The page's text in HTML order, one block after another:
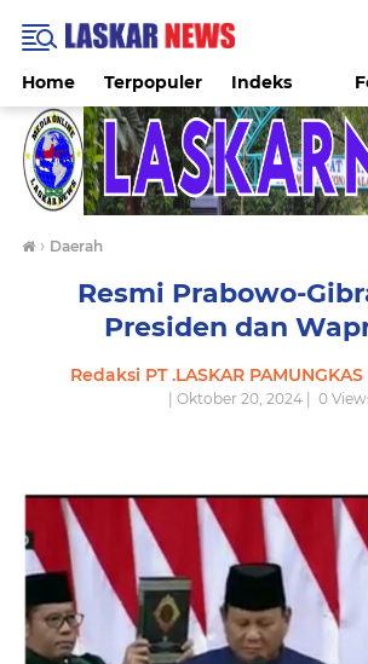
Home Terpopuler Indeks
› Daerah
Resmi Prabowo-
Presiden dan
Redaksi PT .LASKAR
| Oktober 20, 2024 | 0